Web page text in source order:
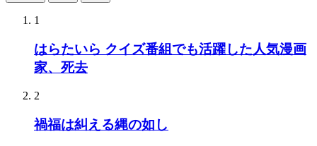
1
はらたいら クイズ番組でも活躍した人気漫画
家、死去
2
禍福は糾える縄の如し